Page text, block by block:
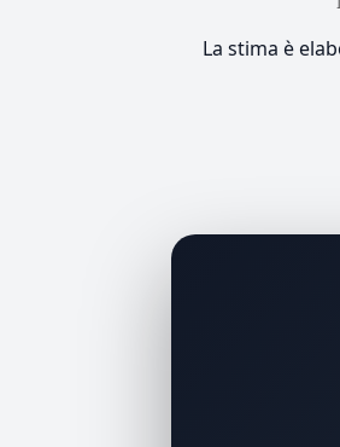
La stima è